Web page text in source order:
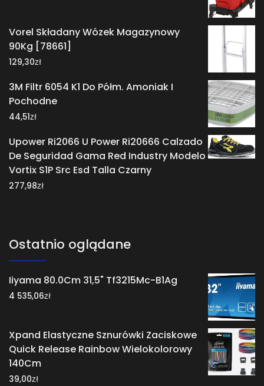
Vorel Składany Wózek Magazynowy
90Kg [78661]
129,30zł
3M Filtr 6054 K1 Do Półm. Amoniak I
Pochodne
44,51zł
Upower Ri2066 U Power Ri20666 Calzado
De Seguridad Gama Red Industry Modelo
Vortix S1P Src Esd Talla Czarny
277,98zł
Ostatnio oglądane
Iiyama 80.0Cm 31,5" Tf3215Mc-B1Ag
4 535,06zł
Xpand Elastyczne Sznurówki Zaciskowe
Quick Release Rainbow Wielokolorowy
140Cm
39,00zł